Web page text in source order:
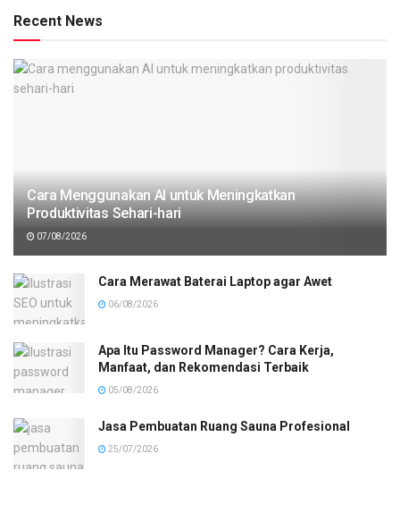
Recent News
Cara Menggunakan AI untuk Meningkatkan
Produktivitas Sehari-hari
07/08/2026
Cara Merawat Baterai Laptop agar Awet
06/08/2026
Apa Itu Password Manager? Cara Kerja,
Manfaat, dan Rekomendasi Terbaik
05/08/2026
Jasa Pembuatan Ruang Sauna Profesional
25/07/2026